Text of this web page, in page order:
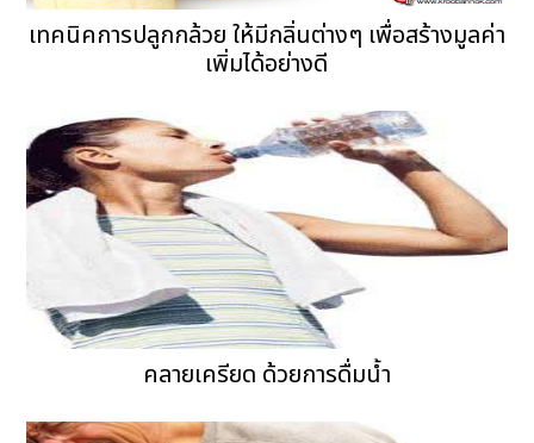
เทคนิคการปลูกกล้วย ให้มีกลิ่นต่างๆ เพื่อสร้างมูลค่า
เพิ่มได้อย่างดี
คลายเครียด ด้วยการดื่มน้ำ